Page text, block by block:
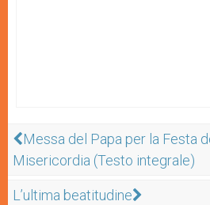
Messa del Papa per la Festa
Misericordia (Testo integrale)
L’ultima beatitudine